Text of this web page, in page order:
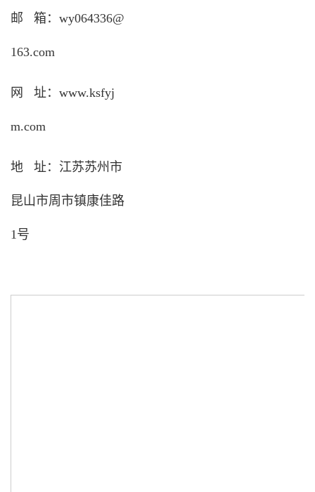
邮 箱：wy064336@
163.com
网 址：www.ksfyj
m.com
地 址：江苏苏州市
昆山市周市镇康佳路
1号